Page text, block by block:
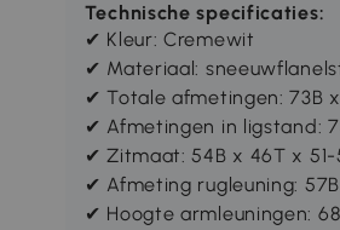
Technische specificaties:
✔ Kleur: Cremewit
✔ Materiaal:
✔ Totale afmetingen: 73B x
✔ Afmetingen in ligstand:
✔ Zitmaat: 54B x 46T x 51-
✔ Afmeting rugleuning:
✔ Hoogte armleuningen: